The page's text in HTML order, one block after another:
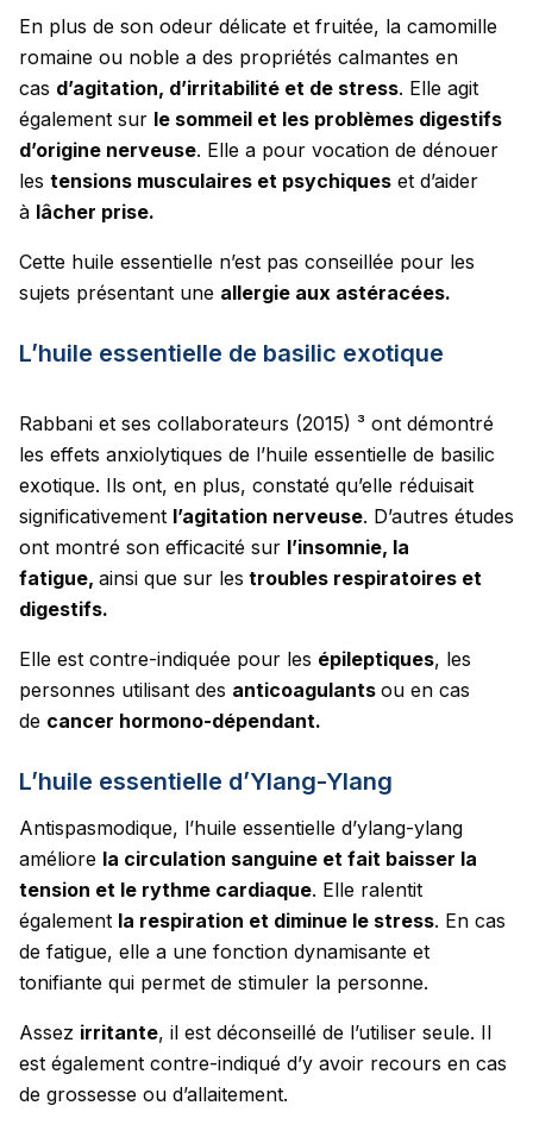
En plus de son odeur délicate et fruitée, la camomille
romaine ou noble a des propriétés calmantes en
cas d’agitation, d’irritabilité et de stress. Elle agit
également sur le sommeil et les problèmes digestifs
d’origine nerveuse. Elle a pour vocation de dénouer
les tensions musculaires et psychiques et d’aider
à lâcher prise.
Cette huile essentielle n’est pas conseillée pour les
sujets présentant une allergie aux astéracées.
L’huile essentielle de basilic exotique
Rabbani et ses collaborateurs (2015) ³ ont démontré
les effets anxiolytiques de l’huile essentielle de basilic
exotique. Ils ont, en plus, constaté qu’elle réduisait
significativement l’agitation nerveuse. D’autres études
ont montré son efficacité sur l’insomnie, la
fatigue, ainsi que sur les troubles respiratoires et
digestifs.
Elle est contre-indiquée pour les épileptiques, les
personnes utilisant des anticoagulants ou en cas
de cancer hormono-dépendant.
L’huile essentielle d’Ylang-Ylang
Antispasmodique, l’huile essentielle d’ylang-ylang
améliore la circulation sanguine et fait baisser la
tension et le rythme cardiaque. Elle ralentit
également la respiration et diminue le stress. En cas
de fatigue, elle a une fonction dynamisante et
tonifiante qui permet de stimuler la personne.
Assez irritante, il est déconseillé de l’utiliser seule. Il
est également contre-indiqué d’y avoir recours en cas
de grossesse ou d’allaitement.